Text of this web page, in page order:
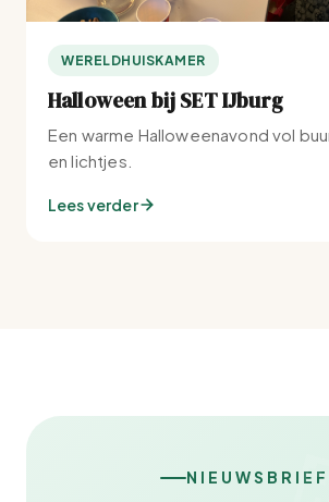
WERELDHUISKAMER
Halloween bij SET IJburg
Een warme Halloweenavond vol
en lichtjes.
Lees verder
NIEUWSBRIEF